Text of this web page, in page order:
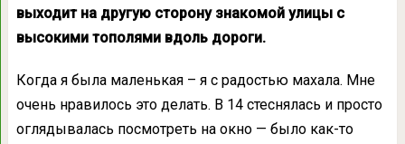
выходит на другую сторону знакомой улицы с
высокими тополями вдоль дороги.
Когда я была маленькая – я с радостью махала. Мне
очень нравилось это делать. В 14 стеснялась и просто
оглядывалась посмотреть на окно — было как-то